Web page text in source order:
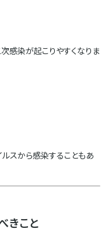
感染が起こりやすくなりま
ルスから感染することもあ
きこと